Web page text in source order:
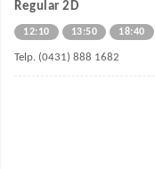
Regular 2D
12:10 13:50 18:40
Telp. (0431) 888 1682